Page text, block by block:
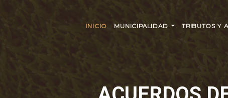
INICIO MUNICIPALIDAD TRIBUTOS Y